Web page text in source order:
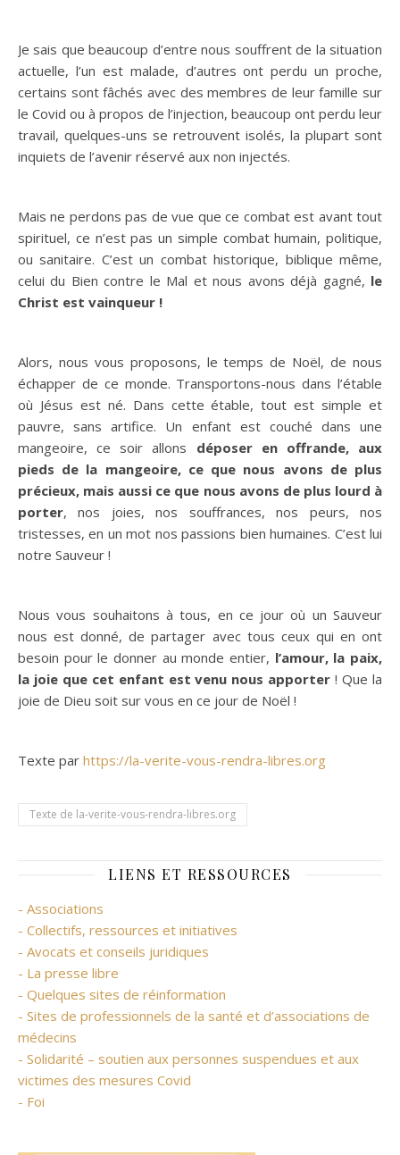
Je sais que beaucoup d’entre nous souffrent de la situation
actuelle, l’un est malade, d’autres ont perdu un proche,
certains sont fâchés avec des membres de leur famille sur
le Covid ou à propos de l’injection, beaucoup ont perdu leur
travail, quelques-uns se retrouvent isolés, la plupart sont
inquiets de l’avenir réservé aux non injectés.
Mais ne perdons pas de vue que ce combat est avant tout
spirituel, ce n’est pas un simple combat humain, politique,
ou sanitaire. C’est un combat historique, biblique même,
celui du Bien contre le Mal et nous avons déjà gagné, le
Christ est vainqueur !
Alors, nous vous proposons, le temps de Noël, de nous
échapper de ce monde. Transportons-nous dans l’étable
où Jésus est né. Dans cette étable, tout est simple et
pauvre, sans artifice. Un enfant est couché dans une
mangeoire, ce soir allons déposer en offrande, aux
pieds de la mangeoire, ce que nous avons de plus
précieux, mais aussi ce que nous avons de plus lourd à
porter, nos joies, nos souffrances, nos peurs, nos
tristesses, en un mot nos passions bien humaines. C’est lui
notre Sauveur !
Nous vous souhaitons à tous, en ce jour où un Sauveur
nous est donné, de partager avec tous ceux qui en ont
besoin pour le donner au monde entier, l’amour, la paix,
la joie que cet enfant est venu nous apporter! Que la
joie de Dieu soit sur vous en ce jour de Noël !
Texte par https://la-verite-vous-rendra-libres.org
Texte de la-verite-vous-rendra-libres.org
LIENS ET RESSOURCES
- Associations
- Collectifs, ressources et initiatives
- Avocats et conseils juridiques
- La presse libre
- Quelques sites de réinformation
- Sites de professionnels de la santé et d’associations de
médecins
- Solidarité – soutien aux personnes suspendues et aux
victimes des mesures Covid
- Foi